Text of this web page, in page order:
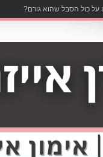
כול הסבל שהוא גורם?